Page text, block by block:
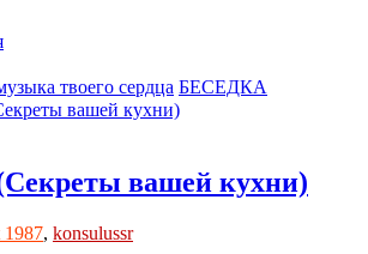
твоего сердца БЕСЕДКА
вашей кухни)
вашей кухни)
1987, konsulussr